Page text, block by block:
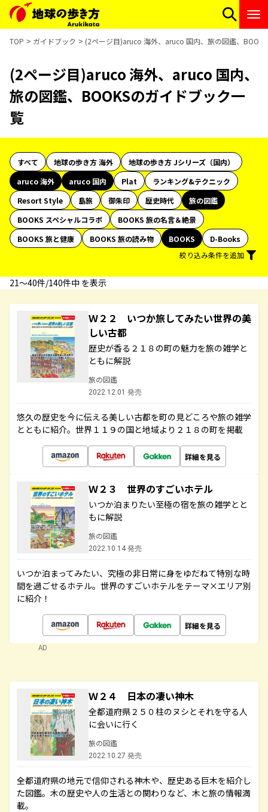
TOP ガイドブック (2ページ目)aruco 海外、aruco 国内、旅の図鑑、
(2ページ目)aruco 海外、aruco 国内、
旅の図鑑、BOOKSのガイドブック一
覧
すべて 地球の歩き方 海外
地球の歩き方 Jシリーズ（国内）
aruco 海外
aruco 国内 Plat
ランキング&テクニック
Resort Style
島旅 御朱印 歴史時代
旅の図鑑
BOOKS スペシャルコラボ
BOOKS 旅の名言＆絶景
BOOKS 旅と健康
BOOKS 旅の読み物 BOOKS
D-Books
絞り込み条件を追加
21〜40件/140件中 を表示
Ｗ２２ いつか旅してみたい世界の美
しい古都
歴史が香る２１８の町の魅力を旅の雑学と
ともに解説
旅の図鑑
2022.12.01 発売
悠久の歴史を今に伝える美しい古都を町の見どころや旅の雑学
とともに紹介。世界１１９の国と地域より２１８の町を掲載
詳細を見る
Ｗ２３ 世界のすごいホテル
いつか泊まりたい至極の宿を旅の雑学とと
もに解説
旅の図鑑
2022.10.14 発売
いつか泊まってみたい、究極の非日常に身をゆだねて特別な時
間を過ごせるホテル。世界のすごいホテルをテーマ×エリア別
に紹介！
詳細を見る
AD
Ｗ２４ 日本の凄い神木
全都道府県２５０柱のヌシとそれを守る人
に会いに行く
旅の図鑑
2022.10.27 発売
全都道府県の地元で信仰される神木や、歴史ある巨木を紹介し
た図鑑。木の歴史や人の生活との関わりなど、木と旅の情報満
載。